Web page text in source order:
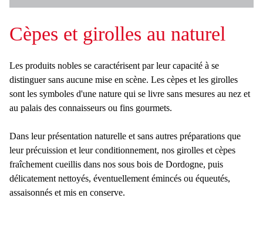
c
h
e
Cèpes et girolles au naturel
Les produits nobles se caractérisent par leur capacité à se
distinguer sans aucune mise en scène. Les cèpes et les girolles
sont les symboles d'une nature qui se livre sans mesures au nez et
au palais des connaisseurs ou fins gourmets.
Dans leur présentation naturelle et sans autres préparations que
leur précuission et leur conditionnement, nos girolles et cèpes
fraîchement cueillis dans nos sous bois de Dordogne, puis
délicatement nettoyés, éventuellement émincés ou équeutés,
assaisonnés et mis en conserve.